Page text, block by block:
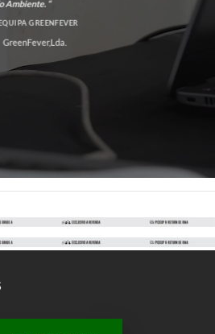
Ambiente. “
GREENFEVER
GreenFever,Lda.